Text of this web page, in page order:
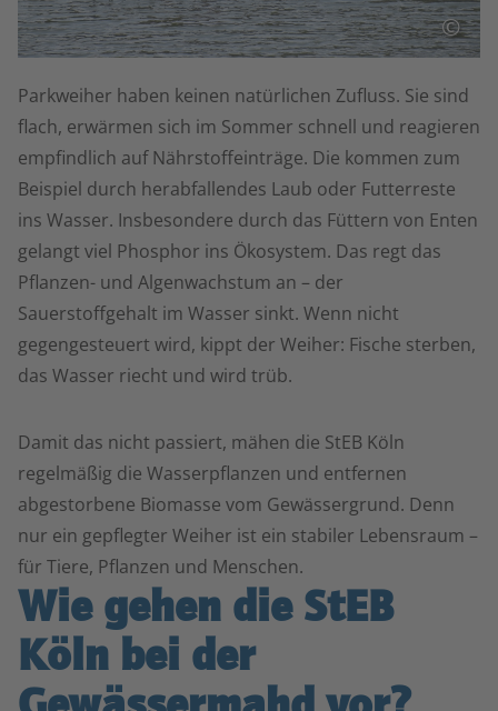
©
Parkweiher haben keinen natürlichen Zufluss. Sie sind
flach, erwärmen sich im Sommer schnell und reagieren
empfindlich auf Nährstoffeinträge. Die kommen zum
Beispiel durch herabfallendes Laub oder Futterreste
ins Wasser. Insbesondere durch das Füttern von Enten
gelangt viel Phosphor ins Ökosystem. Das regt das
Pflanzen- und Algenwachstum an – der
Sauerstoffgehalt im Wasser sinkt. Wenn nicht
gegengesteuert wird, kippt der Weiher: Fische sterben,
das Wasser riecht und wird trüb.
Damit das nicht passiert, mähen die StEB Köln
regelmäßig die Wasserpflanzen und entfernen
abgestorbene Biomasse vom Gewässergrund. Denn
nur ein gepflegter Weiher ist ein stabiler Lebensraum –
für Tiere, Pflanzen und Menschen.
Wie gehen die StEB
Köln bei der